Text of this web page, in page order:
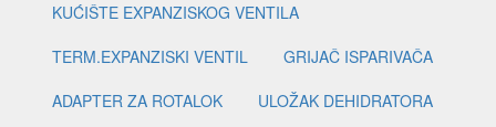
KUĆIŠTE EXPANZISKOG VENTILA
TERM.EXPANZISKI VENTIL
GRIJAČ ISPARIVAČA
ADAPTER ZA ROTALOK
ULOŽAK DEHIDRATORA